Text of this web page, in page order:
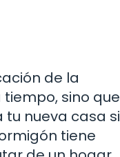
de la
sino que
nueva casa si
tiene